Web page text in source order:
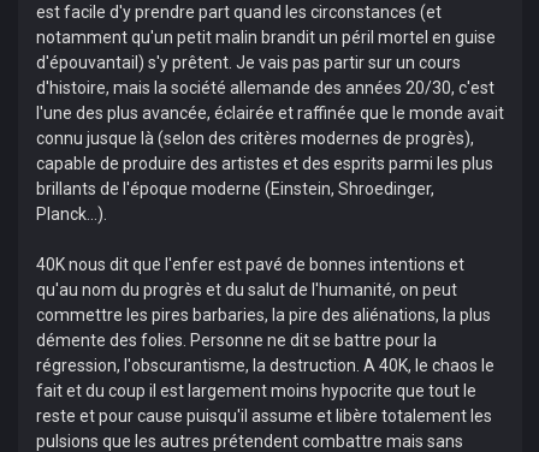
est facile d'y prendre part quand les circonstances (et
notamment qu'un petit malin brandit un péril mortel en guise
d'épouvantail) s'y prêtent. Je vais pas partir sur un cours
d'histoire, mais la société allemande des années 20/30, c'est
l'une des plus avancée, éclairée et raffinée que le monde avait
connu jusque là (selon des critères modernes de progrès),
capable de produire des artistes et des esprits parmi les plus
brillants de l'époque moderne (Einstein, Shroedinger,
Planck...).
40K nous dit que l'enfer est pavé de bonnes intentions et
qu'au nom du progrès et du salut de l'humanité, on peut
commettre les pires barbaries, la pire des aliénations, la plus
démente des folies. Personne ne dit se battre pour la
régression, l'obscurantisme, la destruction. A 40K, le chaos le
fait et du coup il est largement moins hypocrite que tout le
reste et pour cause puisqu'il assume et libère totalement les
pulsions que les autres prétendent combattre mais sans